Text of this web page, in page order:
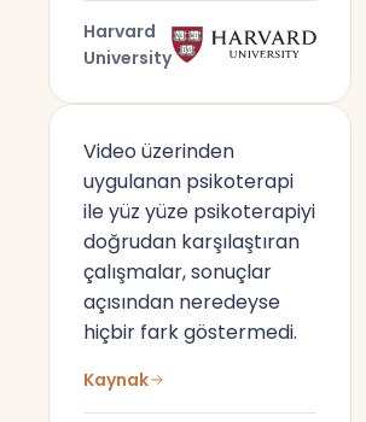
Harvard
University
Video üzerinden
uygulanan psikoterapi
ile yüz yüze psikoterapiyi
doğrudan karşılaştıran
çalışmalar, sonuçlar
açısından neredeyse
hiçbir fark göstermedi.
Kaynak